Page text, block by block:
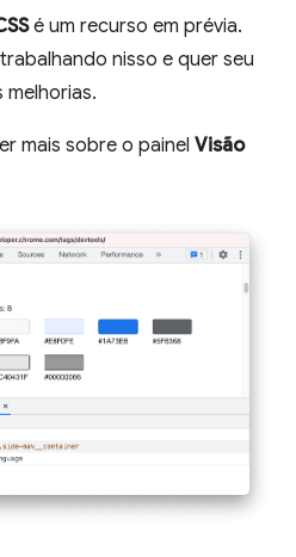
é um recurso em prévia.
nisso e quer seu
melhorias.
mais sobre o painel Visão